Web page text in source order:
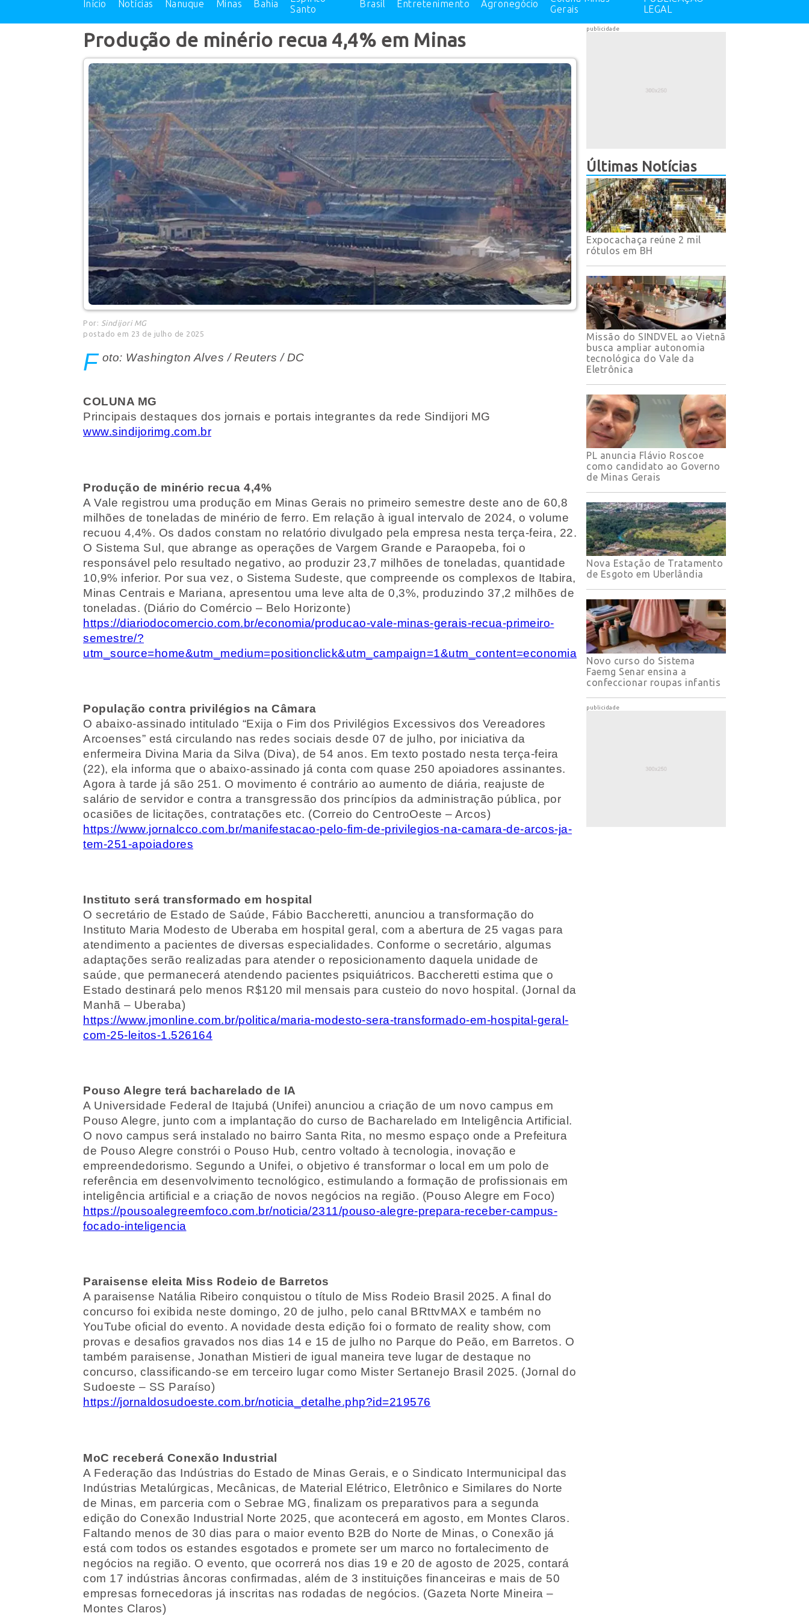
Início Notícias Nanuque Minas Bahia
Santo
Brasil Entretenimento Agronegócio
Gerais
LEGAL
Produção de minério recua 4,4% em Minas
Por: Sindijori MG
postado em 23 de julho de 2025
F oto: Washington Alves / Reuters / DC
COLUNA MG
Principais destaques dos jornais e portais integrantes da rede Sindijori MG
www.sindijorimg.com.br
Produção de minério recua 4,4%
A Vale registrou uma produção em Minas Gerais no primeiro semestre deste ano de 60,8
milhões de toneladas de minério de ferro. Em relação à igual intervalo de 2024, o volume
recuou 4,4%. Os dados constam no relatório divulgado pela empresa nesta terça-feira, 22.
O Sistema Sul, que abrange as operações de Vargem Grande e Paraopeba, foi o
responsável pelo resultado negativo, ao produzir 23,7 milhões de toneladas, quantidade
10,9% inferior. Por sua vez, o Sistema Sudeste, que compreende os complexos de Itabira,
Minas Centrais e Mariana, apresentou uma leve alta de 0,3%, produzindo 37,2 milhões de
toneladas. (Diário do Comércio – Belo Horizonte)
https://diariodocomercio.com.br/economia/producao-vale-minas-gerais-recua-primeiro-
semestre/?
utm_source=home&utm_medium=positionclick&utm_campaign=1&utm_content=economia
População contra privilégios na Câmara
O abaixo-assinado intitulado “Exija o Fim dos Privilégios Excessivos dos Vereadores
Arcoenses” está circulando nas redes sociais desde 07 de julho, por iniciativa da
enfermeira Divina Maria da Silva (Diva), de 54 anos. Em texto postado nesta terça-feira
(22), ela informa que o abaixo-assinado já conta com quase 250 apoiadores assinantes.
Agora à tarde já são 251. O movimento é contrário ao aumento de diária, reajuste de
salário de servidor e contra a transgressão dos princípios da administração pública, por
ocasiões de licitações, contratações etc. (Correio do CentroOeste – Arcos)
https://www.jornalcco.com.br/manifestacao-pelo-fim-de-privilegios-na-camara-de-arcos-ja-
tem-251-apoiadores
Instituto será transformado em hospital
O secretário de Estado de Saúde, Fábio Baccheretti, anunciou a transformação do
Instituto Maria Modesto de Uberaba em hospital geral, com a abertura de 25 vagas para
atendimento a pacientes de diversas especialidades. Conforme o secretário, algumas
adaptações serão realizadas para atender o reposicionamento daquela unidade de
saúde, que permanecerá atendendo pacientes psiquiátricos. Baccheretti estima que o
Estado destinará pelo menos R$120 mil mensais para custeio do novo hospital. (Jornal da
Manhã – Uberaba)
https://www.jmonline.com.br/politica/maria-modesto-sera-transformado-em-hospital-geral-
com-25-leitos-1.526164
Pouso Alegre terá bacharelado de IA
A Universidade Federal de Itajubá (Unifei) anunciou a criação de um novo campus em
Pouso Alegre, junto com a implantação do curso de Bacharelado em Inteligência Artificial.
O novo campus será instalado no bairro Santa Rita, no mesmo espaço onde a Prefeitura
de Pouso Alegre constrói o Pouso Hub, centro voltado à tecnologia, inovação e
empreendedorismo. Segundo a Unifei, o objetivo é transformar o local em um polo de
referência em desenvolvimento tecnológico, estimulando a formação de profissionais em
inteligência artificial e a criação de novos negócios na região. (Pouso Alegre em Foco)
https://pousoalegreemfoco.com.br/noticia/2311/pouso-alegre-prepara-receber-campus-
focado-inteligencia
Paraisense eleita Miss Rodeio de Barretos
A paraisense Natália Ribeiro conquistou o título de Miss Rodeio Brasil 2025. A final do
concurso foi exibida neste domingo, 20 de julho, pelo canal BRttvMAX e também no
YouTube oficial do evento. A novidade desta edição foi o formato de reality show, com
provas e desafios gravados nos dias 14 e 15 de julho no Parque do Peão, em Barretos. O
também paraisense, Jonathan Mistieri de igual maneira teve lugar de destaque no
concurso, classificando-se em terceiro lugar como Mister Sertanejo Brasil 2025. (Jornal do
Sudoeste – SS Paraíso)
https://jornaldosudoeste.com.br/noticia_detalhe.php?id=219576
MoC receberá Conexão Industrial
A Federação das Indústrias do Estado de Minas Gerais, e o Sindicato Intermunicipal das
Indústrias Metalúrgicas, Mecânicas, de Material Elétrico, Eletrônico e Similares do Norte
de Minas, em parceria com o Sebrae MG, finalizam os preparativos para a segunda
edição do Conexão Industrial Norte 2025, que acontecerá em agosto, em Montes Claros.
Faltando menos de 30 dias para o maior evento B2B do Norte de Minas, o Conexão já
está com todos os estandes esgotados e promete ser um marco no fortalecimento de
negócios na região. O evento, que ocorrerá nos dias 19 e 20 de agosto de 2025, contará
com 17 indústrias âncoras confirmadas, além de 3 instituições financeiras e mais de 50
empresas fornecedoras já inscritas nas rodadas de negócios. (Gazeta Norte Mineira –
Montes Claros)
publicidade
Últimas Notícias
Expocachaça reúne 2 mil
rótulos em BH
Missão do SINDVEL ao Vietnã
busca ampliar autonomia
tecnológica do Vale da
Eletrônica
PL anuncia Flávio Roscoe
como candidato ao Governo
de Minas Gerais
Nova Estação de Tratamento
de Esgoto em Uberlândia
Novo curso do Sistema
Faemg Senar ensina a
confeccionar roupas infantis
publicidade